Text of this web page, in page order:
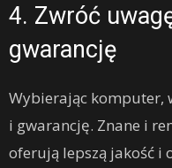
4. Zwróć
gwarancję
Wybierając komputer,
i gwarancję. Znane i
oferują lepszą jakość i